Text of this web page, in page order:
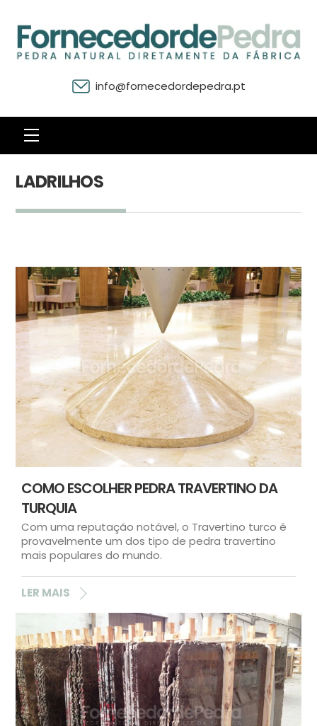
info@fornecedordepedra.pt
Menu
LADRILHOS
COMO ESCOLHER PEDRA TRAVERTINO DA
TURQUIA
Com uma reputação notável, o Travertino turco é
provavelmente um dos tipo de pedra travertino
mais populares do mundo.
LER MAIS